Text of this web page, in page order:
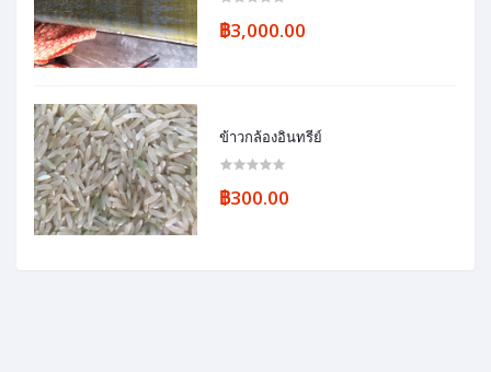
฿3,000.00
ข้าวกล้องอินทรีย์
฿300.00